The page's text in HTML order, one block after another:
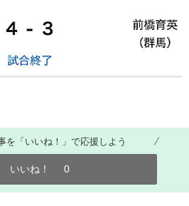
を「いいね！」で応援しよう
いいね！ 0